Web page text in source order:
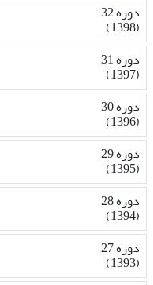
دوره 32
(1398)
دوره 31
(1397)
دوره 30
(1396)
دوره 29
(1395)
دوره 28
(1394)
دوره 27
(1393)